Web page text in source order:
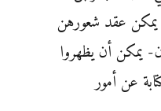
يمكن عقد شعورهن
يمكن أن يظهروا
عن أمور